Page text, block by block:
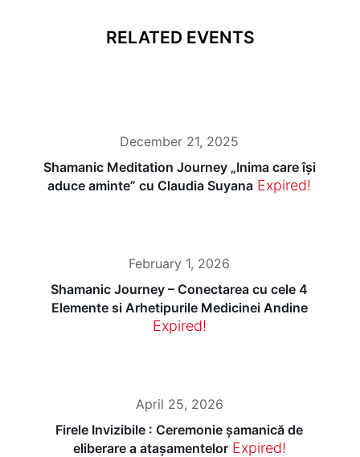
RELATED EVENTS
December 21, 2025
Shamanic Meditation Journey „Inima care își
aduce aminte” cu Claudia Suyana Expired!
February 1, 2026
Shamanic Journey – Conectarea cu cele 4
Elemente si Arhetipurile Medicinei Andine
Expired!
April 25, 2026
Firele Invizibile : Ceremonie șamanică de
eliberare a atașamentelor Expired!